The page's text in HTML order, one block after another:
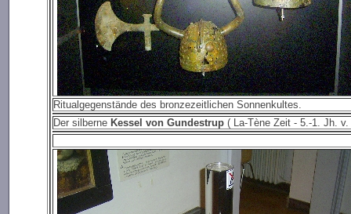
Ritualgegenstände des bronzezeitlichen Sonnenkultes.
Der silberne Kessel von Gundestrup ( La-Tène Zeit - 5.-1. Jh. v.